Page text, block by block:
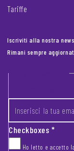
Tariffe
Iscriviti alla nostra
Rimani sempre
Footer newsletter
Checkboxes*
Ho letto e accetto